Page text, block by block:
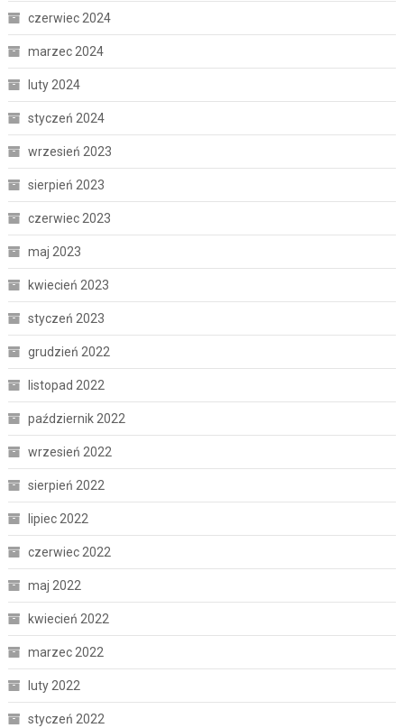
czerwiec 2024
marzec 2024
luty 2024
styczeń 2024
wrzesień 2023
sierpień 2023
czerwiec 2023
maj 2023
kwiecień 2023
styczeń 2023
grudzień 2022
listopad 2022
październik 2022
wrzesień 2022
sierpień 2022
lipiec 2022
czerwiec 2022
maj 2022
kwiecień 2022
marzec 2022
luty 2022
styczeń 2022